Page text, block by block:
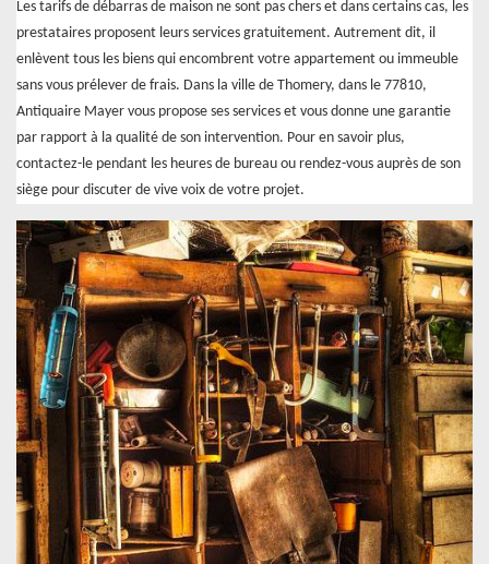
Les tarifs de débarras de maison ne sont pas chers et dans certains cas, les
prestataires proposent leurs services gratuitement. Autrement dit, il
enlèvent tous les biens qui encombrent votre appartement ou immeuble
sans vous prélever de frais. Dans la ville de Thomery, dans le 77810,
Antiquaire Mayer vous propose ses services et vous donne une garantie
par rapport à la qualité de son intervention. Pour en savoir plus,
contactez-le pendant les heures de bureau ou rendez-vous auprès de son
siège pour discuter de vive voix de votre projet.